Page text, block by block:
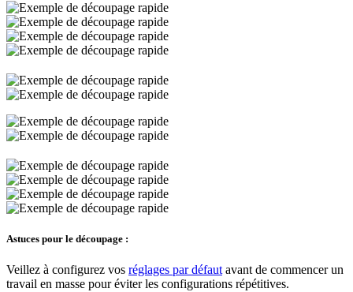
Astuces pour le découpage :
Veillez à configurez vos réglages par défaut avant de commencer un
travail en masse pour éviter les configurations répétitives.